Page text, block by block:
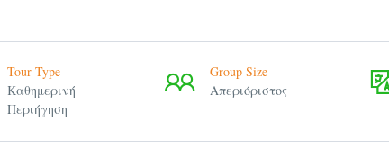
Tour Type
Καθημερινή
Περιήγηση
Group Size
Απεριόριστος